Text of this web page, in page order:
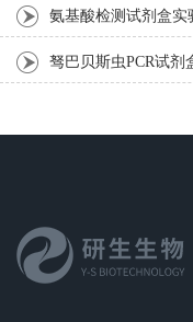
O（（LLO）ELISA
氨基酸检测试剂盒实
驽巴贝斯虫PCR试剂